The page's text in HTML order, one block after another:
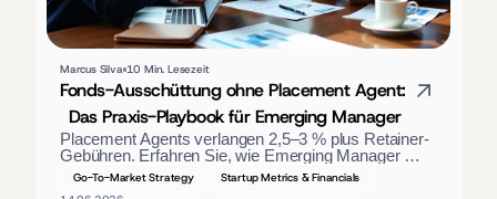
Marcus Silva 10 Min. Lesezeit
Fonds-Ausschüttung ohne Placement Agent:
Das Praxis-Playbook für Emerging Manager
Placement Agents verlangen 2,5–3 % plus Retainer-
Gebühren. Erfahren Sie, wie Emerging Manager
einen Fonds ohne Vermittler auflegen – durch die
richtigen Materialien, direkte LP-Ansprache und einen
Go-To-Market Strategy
Startup Metrics & Financials